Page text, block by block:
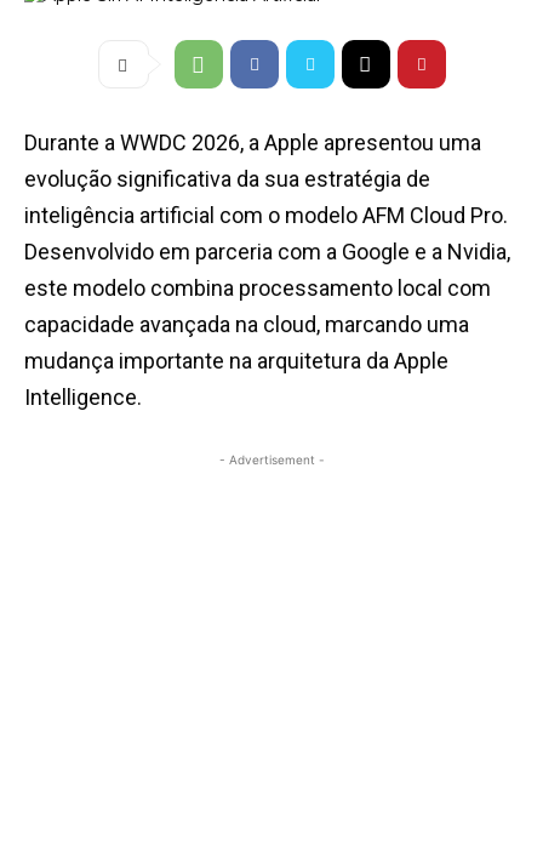
Durante a WWDC 2026, a Apple apresentou uma
evolução significativa da sua estratégia de
inteligência artificial com o modelo AFM Cloud Pro.
Desenvolvido em parceria com a Google e a Nvidia,
este modelo combina processamento local com
capacidade avançada na cloud, marcando uma
mudança importante na arquitetura da Apple
Intelligence.
- Advertisement -